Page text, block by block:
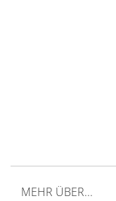
MEHR ÜBER...